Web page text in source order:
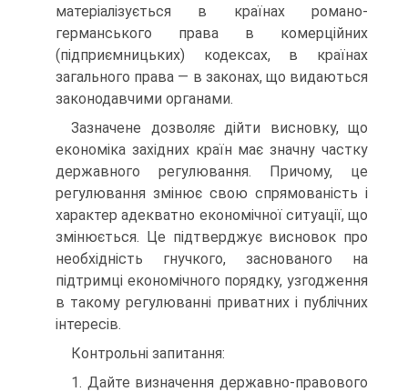
матеріалізується в країнах романо-
германського права в комерцій­них
(підприємницьких) кодексах, в країнах
загального права — в законах, що видаються
законодавчими органами.
Зазначене дозволяє дійти висновку, що
економіка західних країн має значну частку
державного регулювання. Причому, це
регулю­вання змінює свою спрямованість і
характер адекватно економічної ситуації, що
змінюється. Це підтверджує висновок про
необхідність гнучкого, заснованого на
підтримці економічного порядку, узго­дження
в такому регулюванні приватних і публічних
інтересів.
Контрольні запитання:
1. Дайте визначення державно-правового